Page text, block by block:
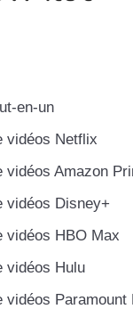
en-un
vidéos Netflix
vidéos Amazon
vidéos Disney+
vidéos HBO Max
vidéos Hulu
vidéos Paramount